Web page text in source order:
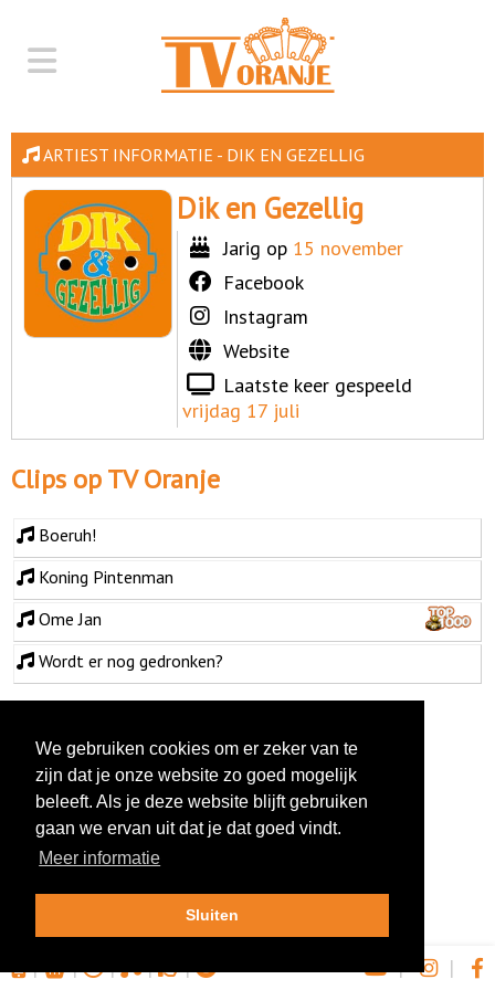
ARTIEST INFORMATIE - DIK EN GEZELLIG
Dik en Gezellig
Jarig op 15 november
Facebook
Instagram
Website
Laatste keer gespeeld
vrijdag 17 juli
Clips op TV Oranje
Boeruh!
Koning Pintenman
Ome Jan
Wordt er nog gedronken?
| | | | | | |
We gebruiken cookies om er zeker van te
zijn dat je onze website zo goed mogelijk
beleeft. Als je deze website blijft gebruiken
gaan we ervan uit dat je dat goed vindt.
Meer informatie
Sluiten